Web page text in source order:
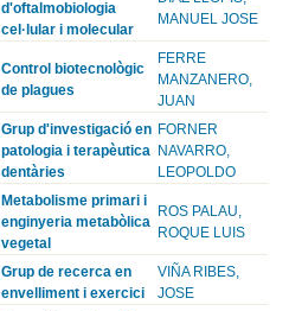
d'oftalmobiologia
cel·lular i molecular
MANUEL JOSE
Control biotecnològic
de plagues
FERRE
MANZANERO,
JUAN
Grup d'investigació en
patologia i terapèutica
dentàries
FORNER
NAVARRO,
LEOPOLDO
Metabolisme primari i
enginyeria metabòlica
vegetal
ROS PALAU,
ROQUE LUIS
Grup de recerca en
envelliment i exercici
VIÑA RIBES,
JOSE